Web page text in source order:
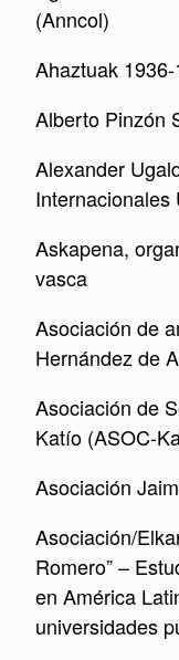
(Anncol)
Ahaztuak
Alberto Pinzón
Alexander
Internacionales
Askapena,
vasca
Asociación de
Hernández de
Asociación de
Katío (ASOC-
Asociación
Asociación/
Romero” –
en América
universidades